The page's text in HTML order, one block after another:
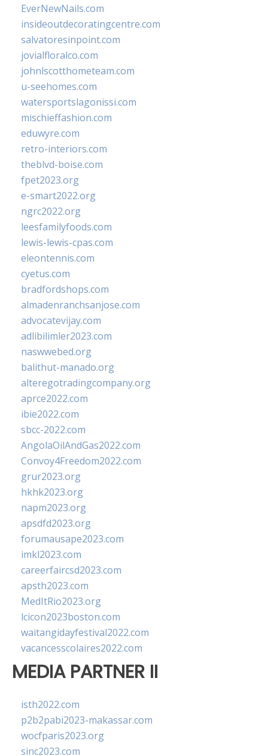
EverNewNails.com
insideoutdecoratingcentre.com
salvatoresinpoint.com
jovialfloralco.com
johnlscotthometeam.com
u-seehomes.com
watersportslagonissi.com
mischieffashion.com
eduwyre.com
retro-interiors.com
theblvd-boise.com
fpet2023.org
e-smart2022.org
ngrc2022.org
leesfamilyfoods.com
lewis-lewis-cpas.com
eleontennis.com
cyetus.com
bradfordshops.com
almadenranchsanjose.com
advocatevijay.com
adlibilimler2023.com
naswwebed.org
balithut-manado.org
alteregotradingcompany.org
aprce2022.com
ibie2022.com
sbcc-2022.com
AngolaOilAndGas2022.com
Convoy4Freedom2022.com
grur2023.org
hkhk2023.org
napm2023.org
apsdfd2023.org
forumausape2023.com
imkl2023.com
careerfaircsd2023.com
apsth2023.com
MedItRio2023.org
lcicon2023boston.com
waitangidayfestival2022.com
vacancesscolaires2022.com
MEDIA PARTNER II
isth2022.com
p2b2pabi2023-makassar.com
wocfparis2023.org
sinc2023.com